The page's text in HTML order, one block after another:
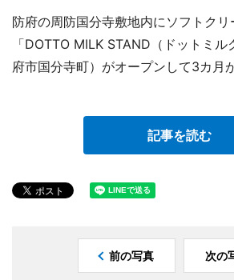
防府の周防国分寺敷地内にソフトク
「DOTTO MILK STAND（ドットミ
府市国分寺町）がオープンして3カ月
記事を読む
前の写真 次の